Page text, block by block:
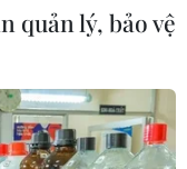
quản lý, bảo vệ